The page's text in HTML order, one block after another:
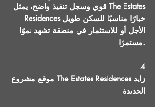
قوي وسجل تنفيذ واضح، يمثل The Estates
Residences خيارًا مناسبًا للسكن طويل
الأجل أو للاستثمار في منطقة تشهد نموًا
مستمرًا.
4
موقع مشروع The Estates Residences زايد
الجديدة